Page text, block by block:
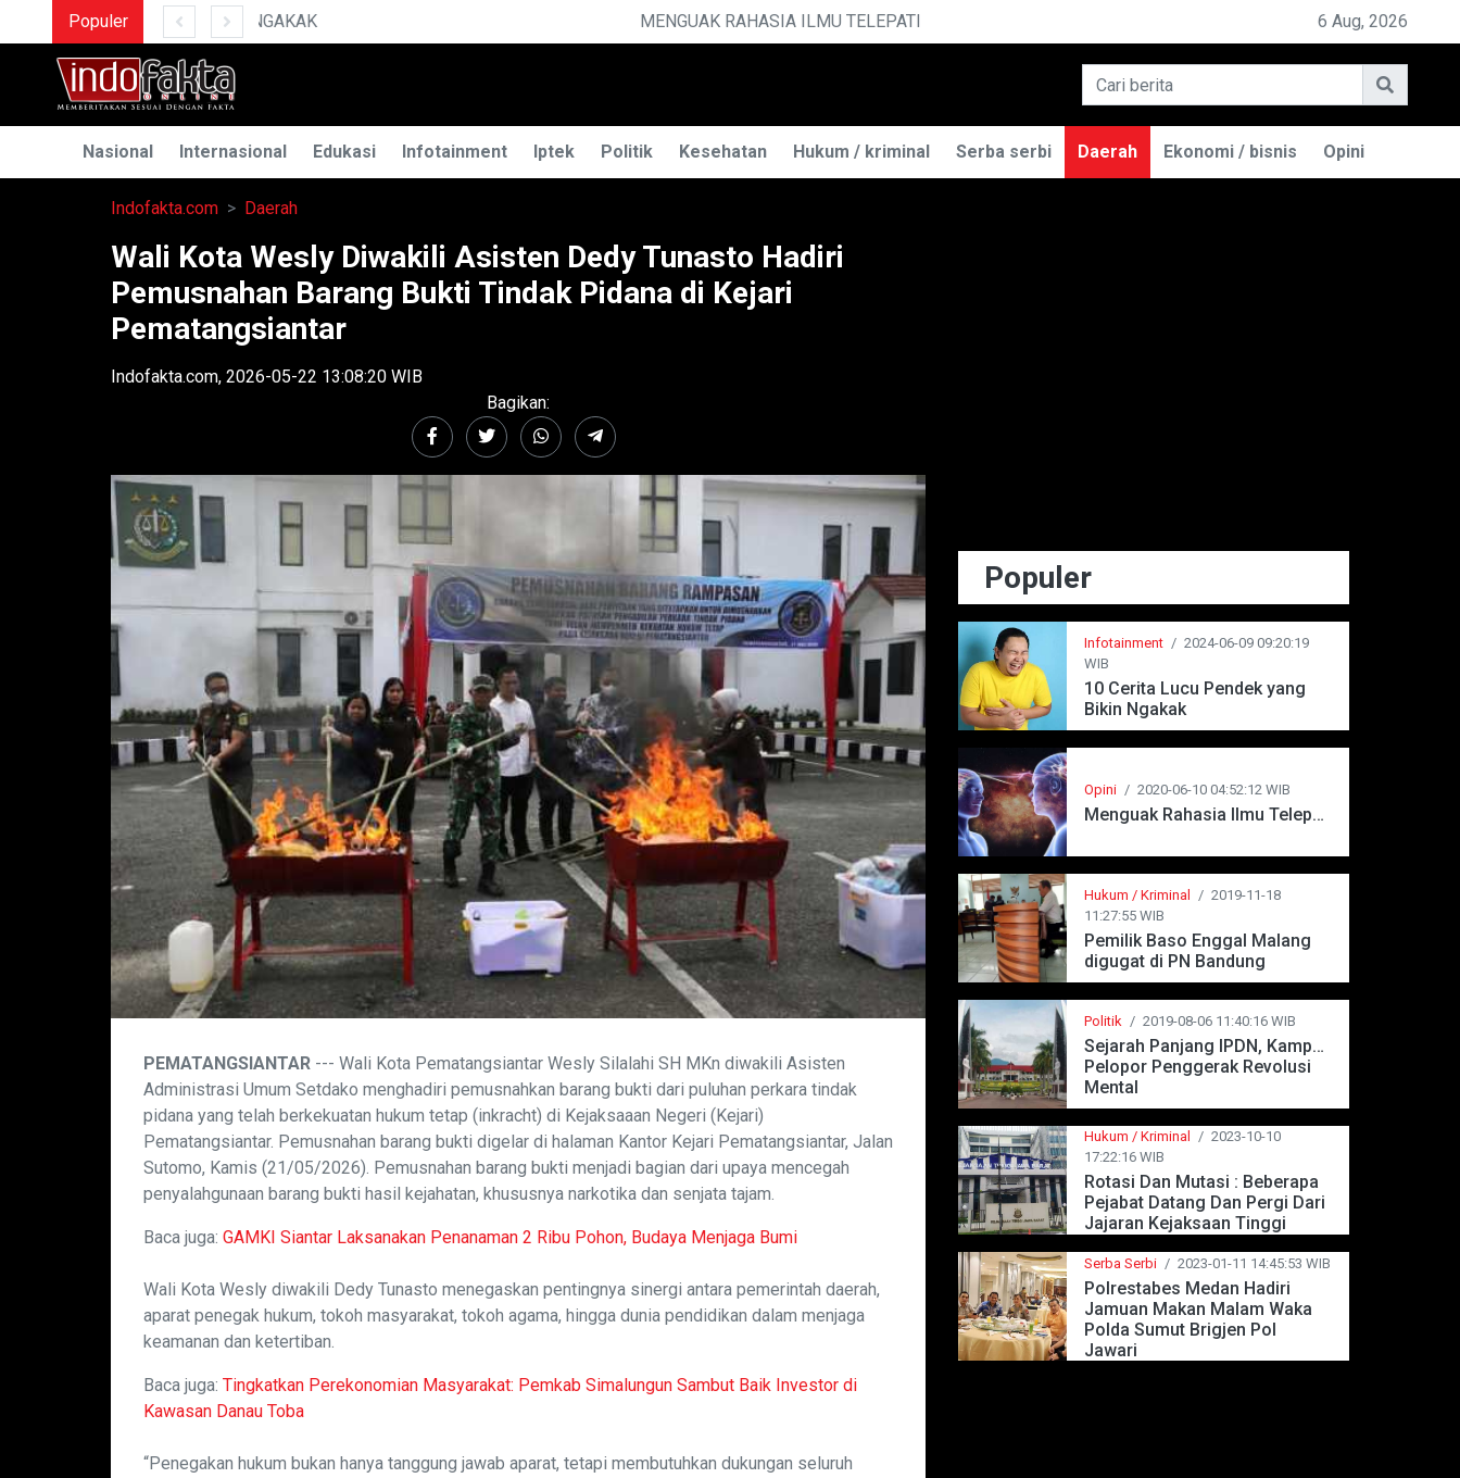
Populer MENGUAK RAHASIA ILMU TELEPATI PEMILIK BASO ENGGAL MALANG DIGUGAT DI PN BANDUNG
6 Aug, 2026
Nasional Internasional Edukasi Infotainment Iptek Politik Kesehatan Hukum / kriminal Serba serbi Daerah Ekonomi / bisnis Opini
Indofakta.com Daerah
Wali Kota Wesly Diwakili Asisten Dedy Tunasto Hadiri
Pemusnahan Barang Bukti Tindak Pidana di Kejari
Pematangsiantar
Indofakta.com, 2026-05-22 13:08:20 WIB
Bagikan:
PEMATANGSIANTAR --- Wali Kota Pematangsiantar Wesly Silalahi SH MKn diwakili Asisten
Administrasi Umum Setdako menghadiri pemusnahkan barang bukti dari puluhan perkara tindak
pidana yang telah berkekuatan hukum tetap (inkracht) di Kejaksaaan Negeri (Kejari)
Pematangsiantar. Pemusnahan barang bukti digelar di halaman Kantor Kejari Pematangsiantar, Jalan
Sutomo, Kamis (21/05/2026). Pemusnahan barang bukti menjadi bagian dari upaya mencegah
penyalahgunaan barang bukti hasil kejahatan, khususnya narkotika dan senjata tajam.
Baca juga: GAMKI Siantar Laksanakan Penanaman 2 Ribu Pohon, Budaya Menjaga Bumi
Wali Kota Wesly diwakili Dedy Tunasto menegaskan pentingnya sinergi antara pemerintah daerah,
aparat penegak hukum, tokoh masyarakat, tokoh agama, hingga dunia pendidikan dalam menjaga
keamanan dan ketertiban.
Baca juga: Tingkatkan Perekonomian Masyarakat: Pemkab Simalungun Sambut Baik Investor di
Kawasan Danau Toba
“Penegakan hukum bukan hanya tanggung jawab aparat, tetapi membutuhkan dukungan seluruh
Populer
Infotainment / 2024-06-09 09:20:19
WIB
10 Cerita Lucu Pendek yang
Bikin Ngakak
Opini / 2020-06-10 04:52:12 WIB
Menguak Rahasia Ilmu Telepati
Hukum / Kriminal / 2019-11-18
11:27:55 WIB
Pemilik Baso Enggal Malang
digugat di PN Bandung
Politik / 2019-08-06 11:40:16 WIB
Sejarah Panjang IPDN, Kampus
Pelopor Penggerak Revolusi
Mental
Hukum / Kriminal / 2023-10-10
17:22:16 WIB
Rotasi Dan Mutasi : Beberapa
Pejabat Datang Dan Pergi Dari
Jajaran Kejaksaan Tinggi
Serba Serbi / 2023-01-11 14:45:53 WIB
Polrestabes Medan Hadiri
Jamuan Makan Malam Waka
Polda Sumut Brigjen Pol
Jawari